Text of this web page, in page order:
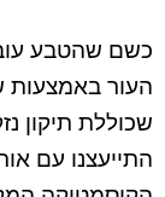
כשם שהטבע
העור באמצעות
שכוללת תיקון
התייעצנו עם